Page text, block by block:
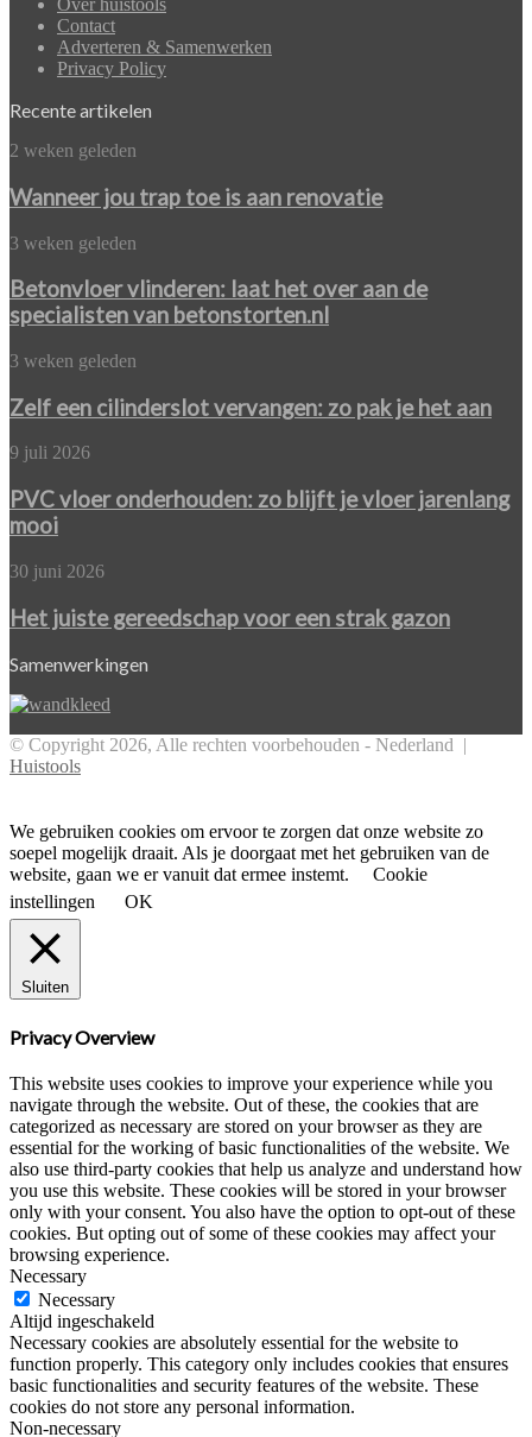
Over huistools
Contact
Adverteren & Samenwerken
Privacy Policy
Recente artikelen
Wanneer
trap
toe
is
aan
renovatie
2 weken geleden
Wanneer jou trap toe is aan renovatie
Betonvloer
laat
het
over
de
van
3 weken geleden
Betonvloer vlinderen: laat het over aan de
specialisten van betonstorten.nl
Zelf
cilinderslot
vervangen:
zo
pak
je
het
aan
3 weken geleden
Zelf een cilinderslot vervangen: zo pak je het aan
PVC
onderhouden:
zo
blijft
vloer
mooi
9 juli 2026
PVC vloer onderhouden: zo blijft je vloer jarenlang
mooi
Het
gereedschap
voor
een
strak
gazon
30 juni 2026
Het juiste gereedschap voor een strak gazon
Samenwerkingen
© Copyright 2026, Alle rechten voorbehouden - Nederland |
Huistools
top
button
We gebruiken cookies om ervoor te zorgen dat onze website zo
soepel mogelijk draait. Als je doorgaat met het gebruiken van de
website, gaan we er vanuit dat ermee instemt.
Cookie
instellingen
OK
Sluiten
Privacy Overview
This website uses cookies to improve your experience while you
navigate through the website. Out of these, the cookies that are
categorized as necessary are stored on your browser as they are
essential for the working of basic functionalities of the website. We
also use third-party cookies that help us analyze and understand how
you use this website. These cookies will be stored in your browser
only with your consent. You also have the option to opt-out of these
cookies. But opting out of some of these cookies may affect your
browsing experience.
Necessary
Necessary
Altijd ingeschakeld
Necessary cookies are absolutely essential for the website to
function properly. This category only includes cookies that ensures
basic functionalities and security features of the website. These
cookies do not store any personal information.
Non-necessary